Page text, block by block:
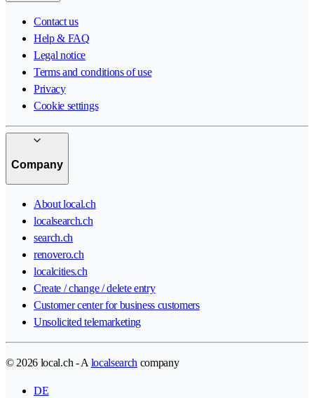
Contact us
Help & FAQ
Legal notice
Terms and conditions of use
Privacy
Cookie settings
Company
About local.ch
localsearch.ch
search.ch
renovero.ch
localcities.ch
Create / change / delete entry
Customer center for business customers
Unsolicited telemarketing
© 2026 local.ch - A localsearch company
DE